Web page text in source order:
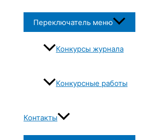
Переключатель меню
Конкурсы журнала
Конкурсные работы
Контакты